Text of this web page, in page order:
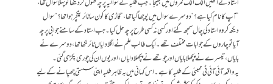
استاد نے انھیں الگ الگ کمروں میں بھیجا۔ جب طلبہ نے سوالیہ پرچہ کھول کر دیکھا تو پہلا سوال تھا،
”آپ کا نام کیا ہے؟“ دوسرے سوال میں پوچھا گیا تھا، ”گاڑی کا کون سا ٹائر پنکچر ہوا تھا؟“ سوال
دیکھ کر وہ استادکی چال سمجھ گئے اور کسی نہ کسی طرح پرچہ حل کیا۔ جب استاد کے سامنے جوابی پرچہ
آیا تو چاروں کے جوابات مختلف تھے۔ ایک طالب علم نے اگلا دایاں ٹائر لکھا تھا، دوسرے نے
بایاں، تیسرے نے پچھلا بایاں اور چوتھے نے پچھلا دایاں، اور یوں ان کی چوری پکڑی گئی۔
یہ واقعہ آئی آئی ٹی ممبئی کے طلبہ کا ہے۔اس کہانی میں بہ ظاہر طلبہ اپنی سستی چھپانے کے لیے